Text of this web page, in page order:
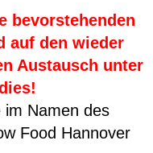
bevorstehenden
auf den wieder
Austausch unter
im Namen des
Food Hannover